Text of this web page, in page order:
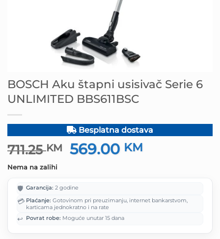
BOSCH Aku štapni usisivač Serie 6
UNLIMITED BBS611BSC
Besplatna dostava
711.25KM
Izvorna
cijena
je:
711.25 KM.
569.00 KM
Nema na zalihi
🛡️ Garancija: 2 godine
💳 Plaćanje: Gotovinom pri preuzimanju, internet bankarstvom,
karticama jednokratno i na rate
↩️ Povrat robe: Moguće unutar 15 dana